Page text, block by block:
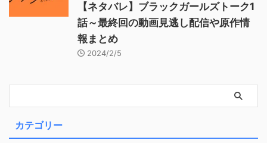
【ネタバレ】ブラックガールズトーク1
話～最終回の動画見逃し配信や原作情
報まとめ
2024/2/5
カテゴリー